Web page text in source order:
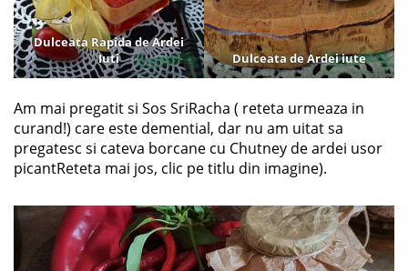
Dulceata Rapida de Ardei
Iuti
Dulceata de Ardei iute
Am mai pregatit si Sos SriRacha ( reteta urmeaza in
curand!) care este demential, dar nu am uitat sa
pregatesc si cateva borcane cu Chutney de ardei usor
picantReteta mai jos, clic pe titlu din imagine).